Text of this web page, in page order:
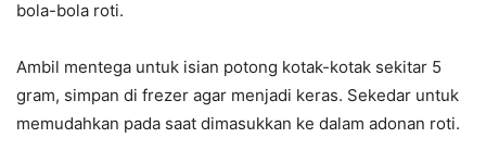
bola-bola roti.
Ambil mentega untuk isian potong kotak-kotak sekitar 5
gram, simpan di frezer agar menjadi keras. Sekedar untuk
memudahkan pada saat dimasukkan ke dalam adonan roti.